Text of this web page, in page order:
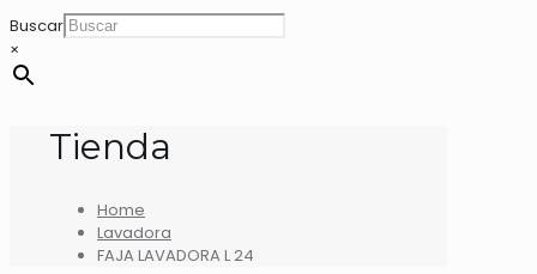
Buscar
×
Tienda
Home
Lavadora
FAJA LAVADORA L 24